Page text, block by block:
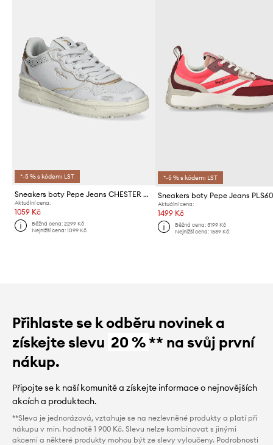
*-5 % s kódem: LST
Sneakers boty Pepe Jeans CHESTER DISTRESS W
Aktuální cena:
1059 Kč
Běžná cena:2299 Kč
Nejnižší cena:1099 Kč
*-5 % s kódem: LST
Sneakers boty Pepe Jeans
Aktuální cena:
1499 Kč
Běžná cena: 3199 Kč
Nejnižší cena: 1589 Kč
Přihlaste se k odběru novinek a
získejte slevu 20 %** na svůj první
nákup.
Připojte se k naší komunitě a získejte informace o nejnovějších
akcích a produktech.
**Sleva je jednorázová, vztahuje se na nezlevněné produkty a platí při
nákupu v min. hodnotě 1 900 Kč. Slevu nelze kombinovat s jinými
akcemi a některé produkty mohou být ze slevy vyloučeny. Podrobnosti